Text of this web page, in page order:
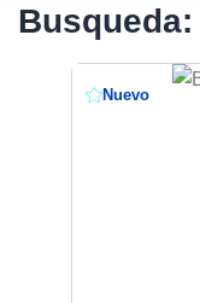
Busqueda:
Nuevo